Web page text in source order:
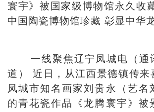
寰宇》被国家级博物馆永久
中国陶瓷博物馆珍藏 彰显中华
一线聚焦辽宁凤城电（通
道） 近日，从江西景德镇传来
凤城市知名画家刘贵永（艺名
的青花瓷作品《龙腾寰宇》被